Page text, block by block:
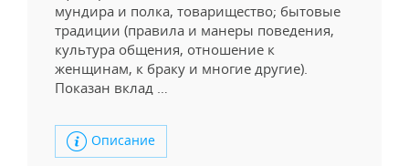
мундира и полка, товарищество; бытовые
традиции (правила и манеры поведения,
культура общения, отношение к
женщинам, к браку и многие другие).
Показан вклад …
Описание